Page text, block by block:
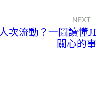
NEXT
次流動？一圖讀懂
關心的事